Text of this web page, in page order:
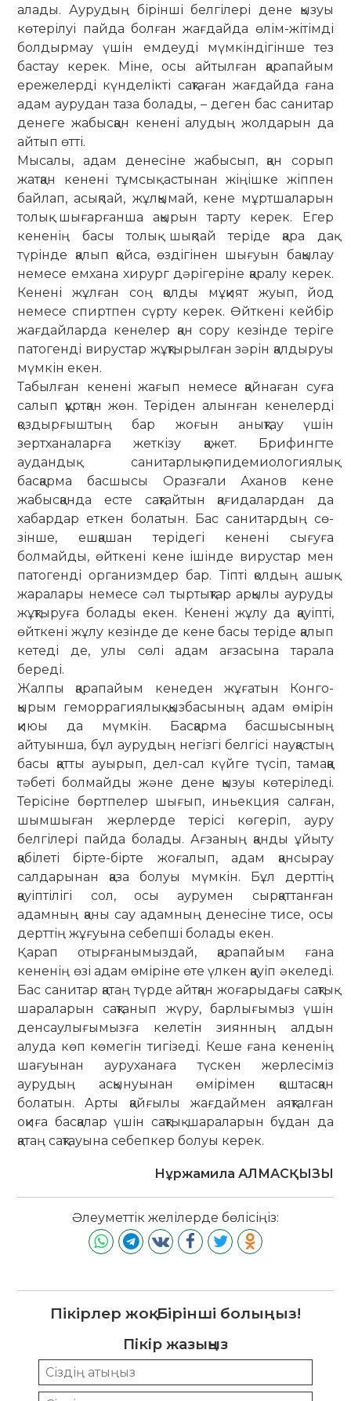
алады. Аурудың бірінші белгілері дене қызуы
көтерілуі пайда болған жағдайда өлім-жітімді
болдырмау үшін емдеуді мүмкіндігінше тез
бастау керек. Міне, осы айтылған қарапайым
ережелерді күнделікті сақтаған жағдайда ғана
адам аурудан таза болады, – деген бас санитар
денеге жабысқан кенені алудың жолдарын да
айтып өтті.
Мысалы, адам денесіне жабысып, қан сорып
жатқан кенені тұмсық ас­ты­нан жіңішке жіппен
байлап, асықпай, жұлқымай, кене мұртшаларын
толық шығарғанша ақырын тарту керек. Егер
кененің басы толық шықпай теріде қара дақ
түрінде қалып қойса, өздігінен шығуын бақылау
немесе емхана хирург дәрігеріне қаралу керек.
Кенені жұлған соң қолды мұқият жуып, йод
немесе спиртпен сүрту керек. Өйткені кейбір
жағдайларда кенелер қан сору кезінде теріге
патогенді вирустар жұқтырылған зәрін қалдыруы
мүмкін екен.
Табылған кенені жағып немесе қайнаған суға
салып құртқан жөн. Теріден алынған кенелерді
қоздырғыштың бар жоғын анықтау үшін
зертханаларға жеткізу қажет. Бри­фингте
аудандық санитарлық-эпиде­миологиялық
басқарма басшысы Ораз­ғали Аханов кене
жабысқанда есте сақтайтын қағидалардан да
хабардар еткен болатын. Бас санитардың сө­
зінше, ешқашан терідегі кенені сығуға
болмайды, өйткені кене ішінде вирустар мен
патогенді организмдер бар. Тіпті қолдың ашық
жаралары немесе сәл тыртықтар арқылы ауруды
жұқтыруға болады екен. Кенені жұлу да қауіпті,
өйткені жұлу кезінде де кене басы теріде қалып
кетеді де, улы сөлі адам ағзасына тарала
береді.
Жалпы қарапайым кенеден жұға­тын Конго-
қырым геморрагиялық қыз­басының адам өмірін
қиюы да мүмкін. Басқарма басшысының
айтуынша, бұл аурудың негізгі белгісі науқастың
басы қатты ауырып, дел-сал күйге түсіп, тамаққа
тәбеті болмайды және дене қызуы көтеріледі.
Терісіне бөртпелер шығып, иньекция салған,
шымшыған жерлерде терісі көгеріп, ауру
белгілері пайда болады. Ағзаның қанды ұйыту
қабілеті бірте-бірте жоғалып, адам қансырау
салдарынан қаза болуы мүм­кін. Бұл дерттің
қауіптілігі сол, осы аурумен сырқаттанған
адамның қаны сау адамның денесіне тисе, осы
дерттің жұғуына себепші болады екен.
Қарап отырғанымыздай, қарапайым ғана
кененің өзі адам өміріне өте үлкен қауіп әкеледі.
Бас санитар қатаң түрде айтқан жоғарыдағы сақтық
шараларын сақтанып жүру, барлығымыз үшін
ден­саулығымызға келетін зиянның алдын
алуда көп көмегін тигізеді. Кеше ғана кененің
шағуынан ауруханаға түскен жерлесіміз
аурудың асқынуынан өмі­рімен қоштасқан
болатын. Арты қай­ғылы жағдаймен аяқталған
оқиға бас­қалар үшін сақтық шараларын бұдан да
қатаң сақтауына себепкер болуы керек.
Нұржамила АЛМАСҚЫЗЫ
Әлеуметтік желілерде бөлісіңіз:
Пікірлер жоқ. Бірінші болыңыз!
Пікір жазыңыз